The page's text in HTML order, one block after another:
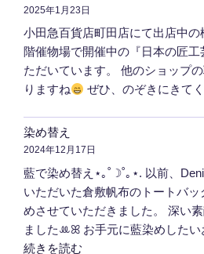
2025年1月23日
小田急百貨店町田店にて出店中の
階催物場で開催中の『日本の匠
ただいています。 他のショップ
りますね
ぜひ、のぞきにきて
染め替え
2024年12月17日
藍で染め替え⋆｡˚☽˚｡⋆. 以前、
いただいた倉敷帆布のトートバ
めさせていただきました。 深い
ましたꔛ‬ꕤ お手元に藍染めした
"染
続きを読む